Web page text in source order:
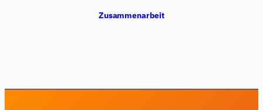
Zusammenarbeit